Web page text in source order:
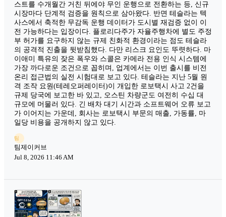
스트를 수개월간 거친 뒤에야 무인 운행으로 전환하는 등, 신규
시장마다 단계적 검증을 원칙으로 삼아왔다. 반면 테슬라는 텍
사스에서 축적한 무감독 운행 데이터가 도시별 재검증 없이 이
전 가능하다는 입장이다. 플로리다주가 자율주행차에 별도 주정
부 허가를 요구하지 않는 규제 친화적 환경이라는 점도 테슬라
의 공격적 진출을 뒷받침했다. 다만 리스크 요인도 뚜렷하다. 마
이애미 특유의 잦은 폭우와 스콜은 카메라 전용 인식 시스템에
가장 까다로운 조건으로 꼽히며, 업계에서는 이번 출시를 비전
온리 접근법의 실전 시험대로 보고 있다. 테슬라는 지난 5월 원
격 조작 요원(테레오퍼레이터)이 개입한 로보택시 사고 2건을
규제 당국에 보고한 바 있고, 오스틴 차량군도 여전히 수십 대
규모에 머물러 있다. 긴 배차 대기 시간과 소프트웨어 오류 보고
가 이어지는 가운데, 회사는 로보택시 부문의 매출, 가동률, 마
일당 비용을 공개하지 않고 있다.
팀
팀제이커브
Jul 8, 2026 11:46 AM